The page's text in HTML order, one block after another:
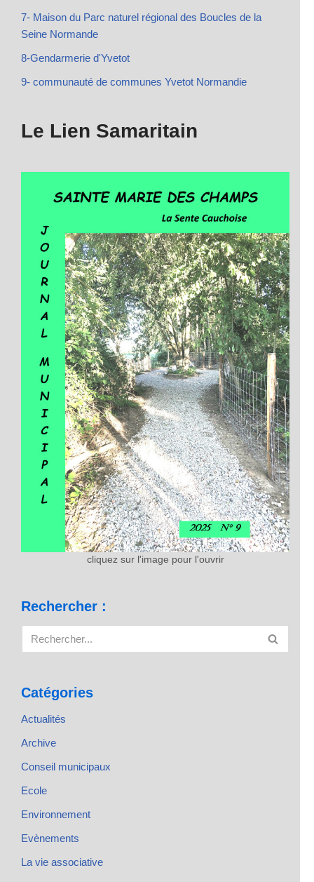
7- Maison du Parc naturel régional des Boucles de la
Seine Normande
8-Gendarmerie d'Yvetot
9- communauté de communes Yvetot Normandie
Le Lien Samaritain
cliquez sur l'image pour l'ouvrir
Rechercher :
Catégories
Actualités
Archive
Conseil municipaux
Ecole
Environnement
Evènements
La vie associative